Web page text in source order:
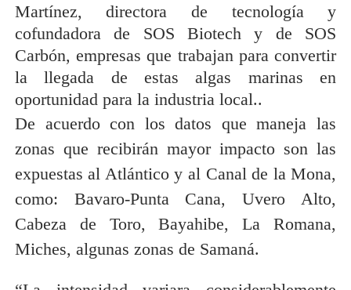
Martínez, directora de tecnología y
cofundadora de SOS Biotech y de SOS
Carbón, empresas que trabajan para convertir
la llegada de estas algas marinas en
oportunidad para la industria local..
De acuerdo con los datos que maneja las
zonas que recibirán mayor impacto son las
expuestas al Atlántico y al Canal de la Mona,
como: Bavaro-Punta Cana, Uvero Alto,
Cabeza de Toro, Bayahibe, La Romana,
Miches, algunas zonas de Samaná.